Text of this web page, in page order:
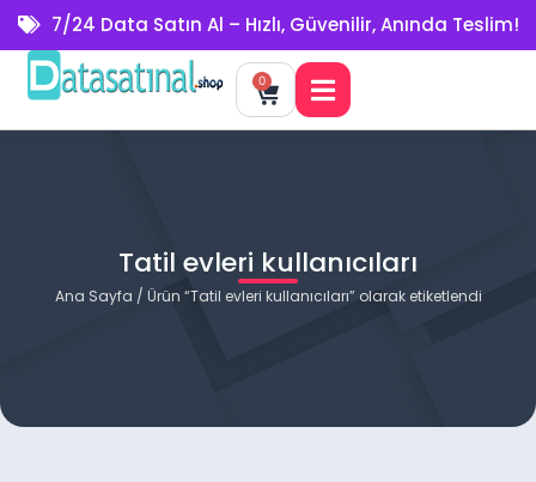
7/24 Data Satın Al – Hızlı, Güvenilir, Anında Teslim!
0
Tatil evleri kullanıcıları
Ana Sayfa / Ürün “Tatil evleri kullanıcıları” olarak etiketlendi